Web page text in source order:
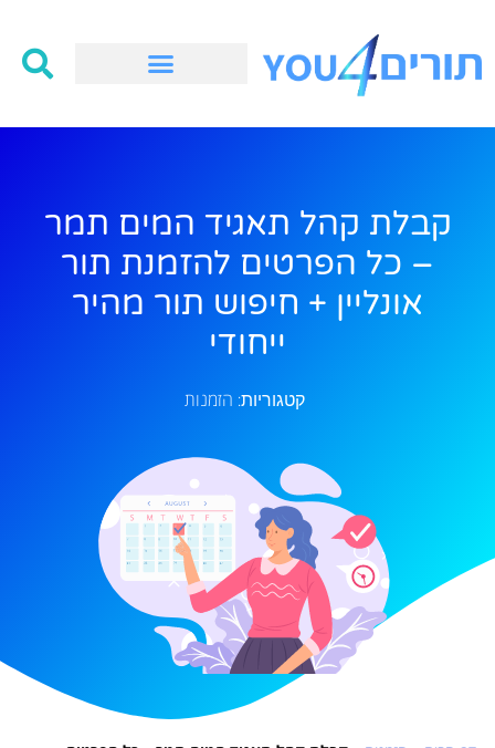
קבלת קהל תאגיד המים תמר
– כל הפרטים להזמנת תור
אונליין + חיפוש תור מהיר
ייחודי
קטגוריות: הזמנות